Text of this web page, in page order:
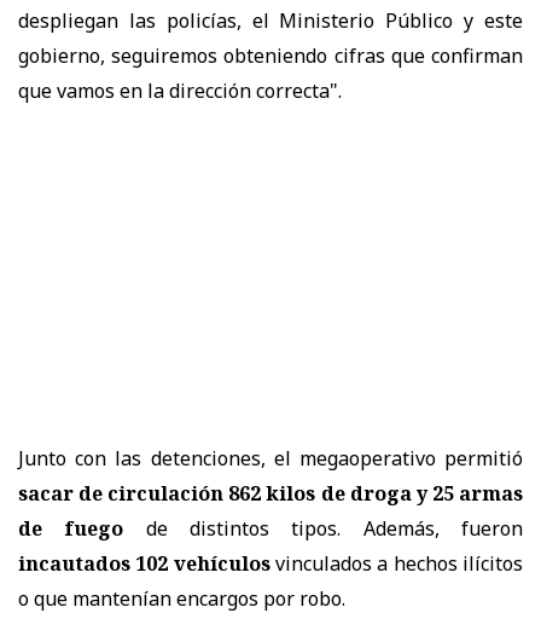
despliegan las policías, el Ministerio Público y este
gobierno, seguiremos obteniendo cifras que confirman
que vamos en la dirección correcta".
Junto con las detenciones, el megaoperativo permitió
sacar de circulación 862 kilos de droga y 25 armas
de fuego de distintos tipos. Además, fueron
incautados 102 vehículosvinculados a hechos ilícitos
o que mantenían encargos por robo.